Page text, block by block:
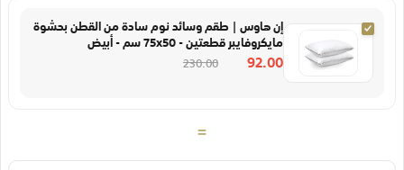
إن هاوس | طقم وسائد نوم سادة من القطن بحشوة
مايكروفايبر قطعتين - 75x50 سم - أبيض
92.00
230.00
=